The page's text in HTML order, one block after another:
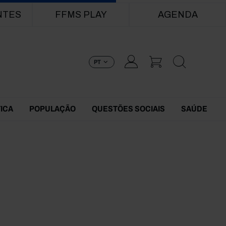
FFMS PLAY AGENDA
PT
POPULAÇÃO QUESTÕES SOCIAIS SAÚDE